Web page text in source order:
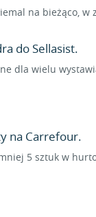
na bieżąco,
do Sellasist.
dla wielu
na Carrefour.
5 sztuk w